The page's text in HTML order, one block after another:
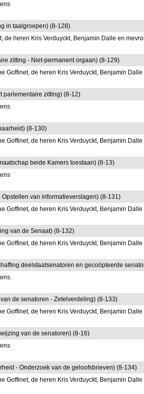
in taalgroepen) (8-128)
de heren Kris Verduyckt, Benjamin Dalle en
zitting - Niet-permanent orgaan) (8-129)
Goffinet, de heren Kris Verduyckt, Benjamin
parlementaire zitting) (8-12)
(8-130)
Goffinet, de heren Kris Verduyckt, Benjamin
beide Kamers toestaan) (8-13)
van informatieverslagen) (8-131)
Goffinet, de heren Kris Verduyckt, Benjamin
van de Senaat) (8-132)
Goffinet, de heren Kris Verduyckt, Benjamin
deelstaatsenatoren en gecoöpteerde
de senatoren - Zetelverdeling) (8-133)
Goffinet, de heren Kris Verduyckt, Benjamin
van de senatoren) (8-16)
- Onderzoek van de geloofsbrieven) (8-134)
Goffinet, de heren Kris Verduyckt, Benjamin